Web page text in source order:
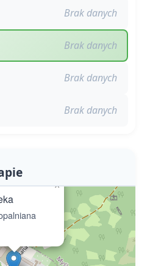
Brak danych
Brak danych
Brak danych
Brak danych
×